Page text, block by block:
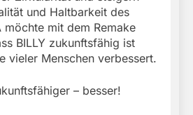
und Haltbarkeit des
möchte mit dem Remake
BILLY zukunftsfähig ist
vieler Menschen verbessert.
– besser!